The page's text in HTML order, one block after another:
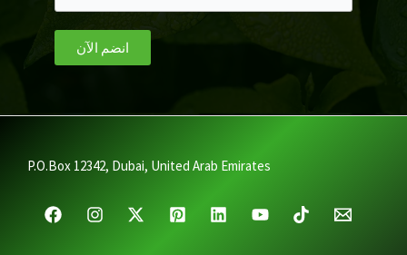
انضم الآن
P.O.Box 12342, Dubai, United Arab Emirates